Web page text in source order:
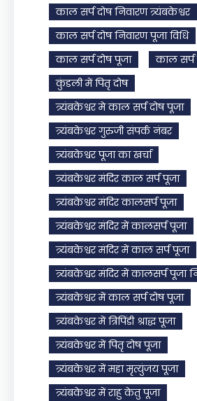
काल सर्प दोष निवारण त्र्यंबकेश्वर
काल सर्प दोष निवारण पूजा विधि
काल सर्प दोष पूजा
काल सर्प
कुंडली में पितृ दोष
त्र्यंबकेश्वर मे काल सर्प दोष पूजा
त्र्यंबकेश्वर गुरुजी संपर्क नंबर
त्र्यंबकेश्वर पूजा का खर्चा
त्र्यंबकेश्वर मंदिर काल सर्प पूजा
त्र्यंबकेश्वर मंदिर कालसर्प पूजा
त्र्यंबकेश्वर मंदिर में कालसर्प पूजा
त्र्यंबकेश्वर मंदिर में काल सर्प पूजा
त्र्यंबकेश्वर मंदिर में कालसर्प पूजा
त्र्यंबकेश्वर में काल सर्प दोष पूजा
त्र्यंबकेश्वर में त्रिपिंडी श्राद्ध पूजा
त्र्यंबकेश्वर में पितृ दोष पूजा
त्र्यंबकेश्वर में महा मृत्युंजय पूजा
त्र्यंबकेश्वर में राहु केतु पूजा